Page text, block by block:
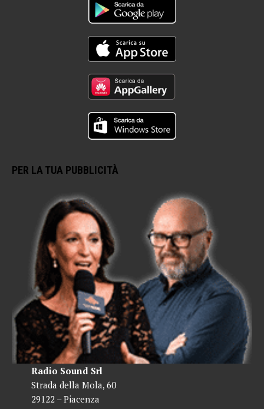
PER LA TUA PUBBLICITÀ
Radio Sound Srl
Strada della Mola, 60
29122 – Piacenza